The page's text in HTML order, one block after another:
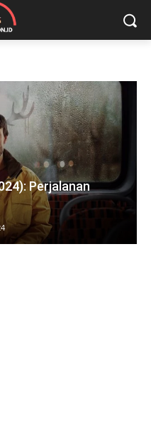
Perjalanan